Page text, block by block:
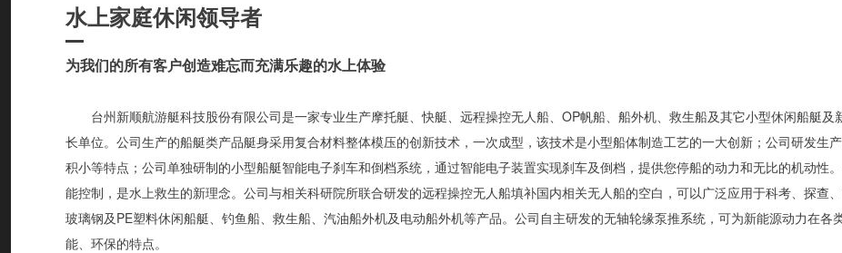
水上家庭休闲领导者
为我们的所有客户创造难忘而充满乐趣的水上体验
台州新顺航游艇科技股份有限公司是一家专业生产摩托艇、快艇、远程操控无人船、OP帆船、船外机、救生船及其它小型休闲船艇
长单位。公司生产的船艇类产品艇身采用复合材料整体模压的创新技术，一次成型，该技术是小型船体制造工艺的一大创新；公司研发生
积小等特点；公司单独研制的小型船艇智能电子刹车和倒档系统，通过智能电子装置实现刹车及倒档，提供您停船的动力和无比的机动性
能控制，是水上救生的新理念。公司与相关科研院所联合研发的远程操控无人船填补国内相关无人船的空白，可以广泛应用于科考、探查
玻璃钢及PE塑料休闲船艇、钓鱼船、救生船、汽油船外机及电动船外机等产品。公司自主研发的无轴轮缘泵推系统，可为新能源动力在
能、环保的特点。